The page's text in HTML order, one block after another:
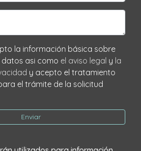
sobre
protección de datos asi como el aviso legal y la
y acepto el tratamiento
el trámite de la solicitud
Enviar